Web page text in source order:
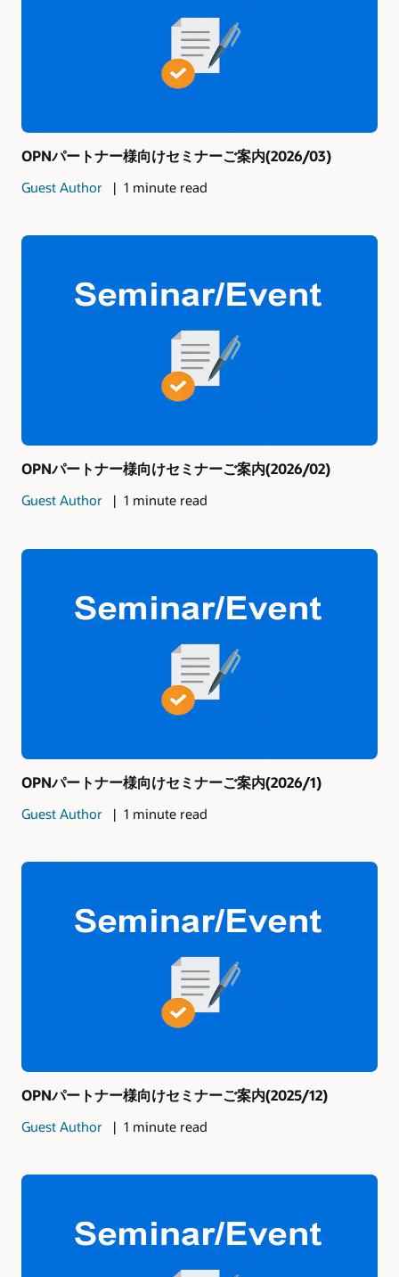
OPNパートナー様向けセミナーご案内(2026/03)
Guest Author 1 minute read
OPNパートナー様向けセミナーご案内(2026/02)
Guest Author 1 minute read
OPNパートナー様向けセミナーご案内(2026/1)
Guest Author 1 minute read
OPNパートナー様向けセミナーご案内(2025/12)
Guest Author 1 minute read